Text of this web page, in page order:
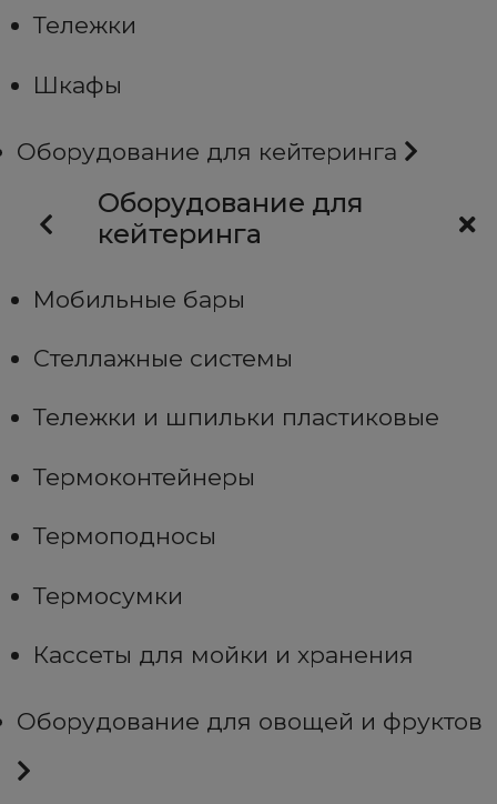
Тележки
Шкафы
Оборудование для кейтеринга
Оборудование для
кейтеринга
Мобильные бары
Стеллажные системы
Тележки и шпильки пластиковые
Термоконтейнеры
Термоподносы
Термосумки
Кассеты для мойки и хранения
Оборудование для овощей и фруктов